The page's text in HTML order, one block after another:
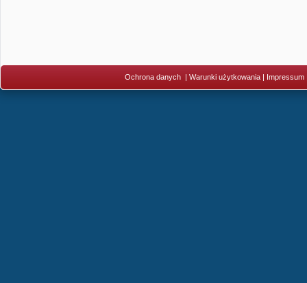
Ochrona danych | Warunki użytkowania | Impressum